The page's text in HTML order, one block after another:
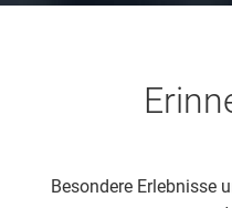
Besondere Erlebnisse